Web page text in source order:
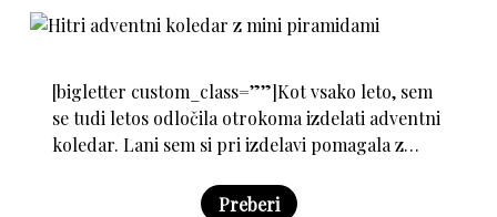
[bigletter custom_class=””]Kot vsako leto, sem
se tudi letos odločila otrokoma izdelati adventni
koledar. Lani sem si pri izdelavi pomagala z…
Preberi